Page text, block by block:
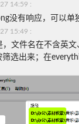
14:59 :
没有响应，可以单
15:49 :
文件名在不含英
选出来；在